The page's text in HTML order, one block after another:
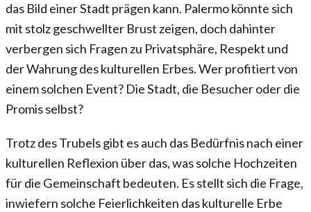
das Bild einer Stadt prägen kann. Palermo könnte sich
mit stolz geschwellter Brust zeigen, doch dahinter
verbergen sich Fragen zu Privatsphäre, Respekt und
der Wahrung des kulturellen Erbes. Wer profitiert von
einem solchen Event? Die Stadt, die Besucher oder die
Promis selbst?
Trotz des Trubels gibt es auch das Bedürfnis nach einer
kulturellen Reflexion über das, was solche Hochzeiten
für die Gemeinschaft bedeuten. Es stellt sich die Frage,
inwiefern solche Feierlichkeiten das kulturelle Erbe